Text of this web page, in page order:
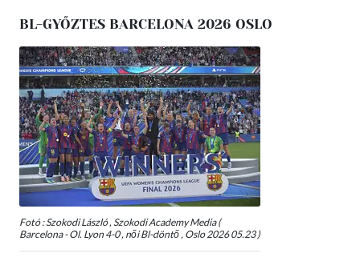
BL-GYŐZTES BARCELONA 2026 OSLO
Fotó : Szokodi László , Szokodi Academy Media (
Barcelona - Ol. Lyon 4-0 , női Bl-döntő , Oslo 2026 05.23 )